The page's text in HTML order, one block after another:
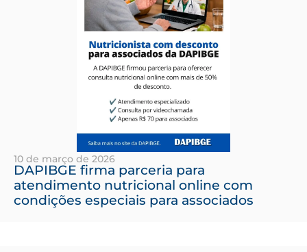
10 de março de 2026
DAPIBGE firma parceria para
atendimento nutricional online com
condições especiais para associados